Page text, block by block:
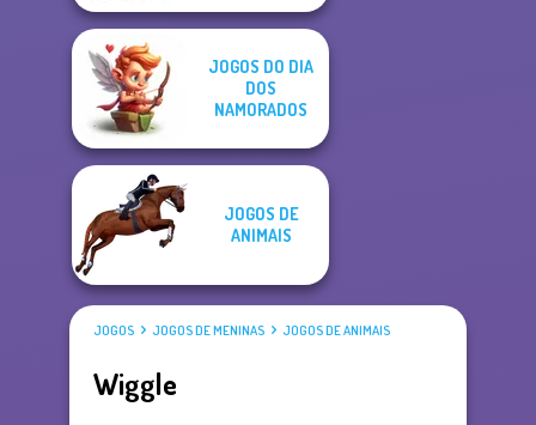
JOGOS DO DIA
DOS
NAMORADOS
JOGOS DE
ANIMAIS
JOGOS JOGOS DE MENINAS JOGOS DE ANIMAIS
Wiggle